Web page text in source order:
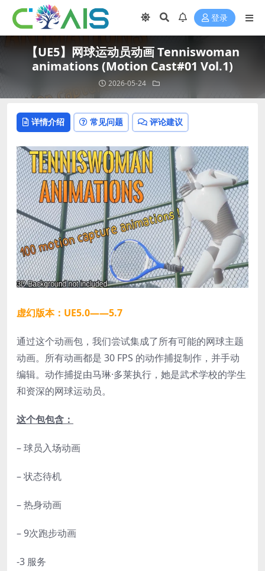
登录
【UE5】网球运动员动画 Tenniswoman
animations (Motion Cast#01 Vol.1)
2026-05-24
详情介绍 常见问题 评论建议
虚幻版本：UE5.0——5.7
通过这个动画包，我们尝试集成了所有可能的网球主题
动画。所有动画都是 30 FPS 的动作捕捉制作，并手动
编辑。动作捕捉由马琳·多莱执行，她是武术学校的学生
和资深的网球运动员。
这个包包含：
– 球员入场动画
– 状态待机
– 热身动画
– 9次跑步动画
-3 服务